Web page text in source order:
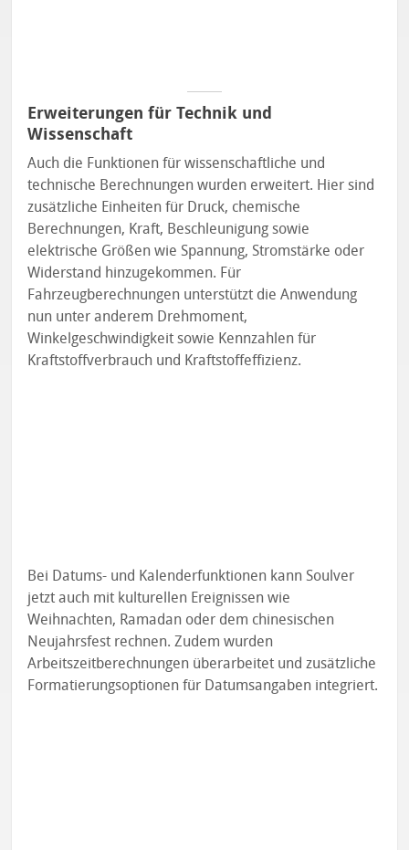
Erweiterungen für Technik und
Wissenschaft
Auch die Funktionen für wissenschaftliche und
technische Berechnungen wurden erweitert. Hier sind
zusätzliche Einheiten für Druck, chemische
Berechnungen, Kraft, Beschleunigung sowie
elektrische Größen wie Spannung, Stromstärke oder
Widerstand hinzugekommen. Für
Fahrzeugberechnungen unterstützt die Anwendung
nun unter anderem Drehmoment,
Winkelgeschwindigkeit sowie Kennzahlen für
Kraftstoffverbrauch und Kraftstoffeffizienz.
Bei Datums- und Kalenderfunktionen kann Soulver
jetzt auch mit kulturellen Ereignissen wie
Weihnachten, Ramadan oder dem chinesischen
Neujahrsfest rechnen. Zudem wurden
Arbeitszeitberechnungen überarbeitet und zusätzliche
Formatierungsoptionen für Datumsangaben integriert.